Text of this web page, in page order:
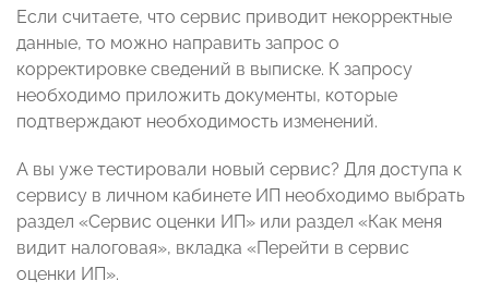
Если считаете, что сервис приводит некорректные
данные, то можно направить запрос о
корректировке сведений в выписке. К запросу
необходимо приложить документы, которые
подтверждают необходимость изменений.
А вы уже тестировали новый сервис? Для доступа к
сервису в личном кабинете ИП необходимо выбрать
раздел «Сервис оценки ИП» или раздел «Как меня
видит налоговая», вкладка «Перейти в сервис
оценки ИП».